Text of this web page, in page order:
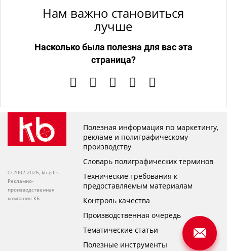
Нам важно становиться
лучше
Насколько была полезна для вас эта
страница?
© 2002-2026, kb.gifts
Рекламно-
производственная
компания КБ
Полезная информация по маркетингу,
рекламе и полиграфическому
производству
Словарь полиграфических терминов
Технические требования к
предоставляемым материалам
Контроль качества
Производственная очередь
Тематические статьи
Полезные инструменты